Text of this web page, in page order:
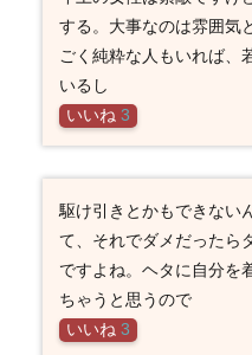
する。大事なのは雰囲気
ごく純粋な人もいれば、
いるし
いいね 3
駆け引きとかもできない
て、それでダメだったら
ですよね。ヘタに自分を
ちゃうと思うので
いいね 3